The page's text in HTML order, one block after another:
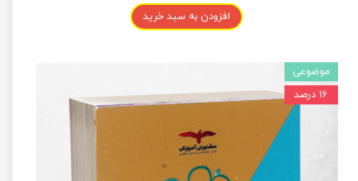
افزودن به سبد خرید
موضوعی
۱۶ درصد